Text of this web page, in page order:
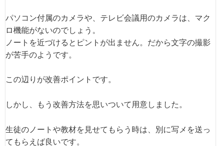
パソコン付属のカメラや、テレビ会議用のカメラは、マク
ロ機能がないのでしょう。
ノートを近づけるとピントが出ません。だから文字の撮影
が苦手のようです。
この辺りが改善ポイントです。
しかし、もう改善方法を思いついて用意しました。
生徒のノートや教材を見せてもらう時は、別に写メを送っ
てもらえば良いです。